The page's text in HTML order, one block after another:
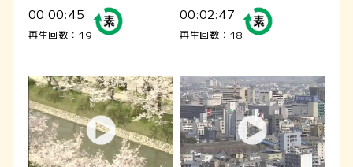
00:00:45
再生回数：19
00:02:47
再生回数：18